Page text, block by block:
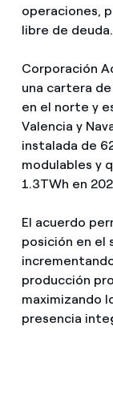
operaciones,
libre de deuda.
Corporación
una cartera
en el norte y
Valencia y
instalada de
modulables y
1.3TWh en
El acuerdo
posición en el
producción
maximizando
presencia